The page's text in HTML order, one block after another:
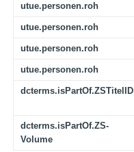
utue.personen.roh
utue.personen.roh
utue.personen.roh
utue.personen.roh
dcterms.isPartOf.ZSTitelID
dcterms.isPartOf.ZS-
Volume